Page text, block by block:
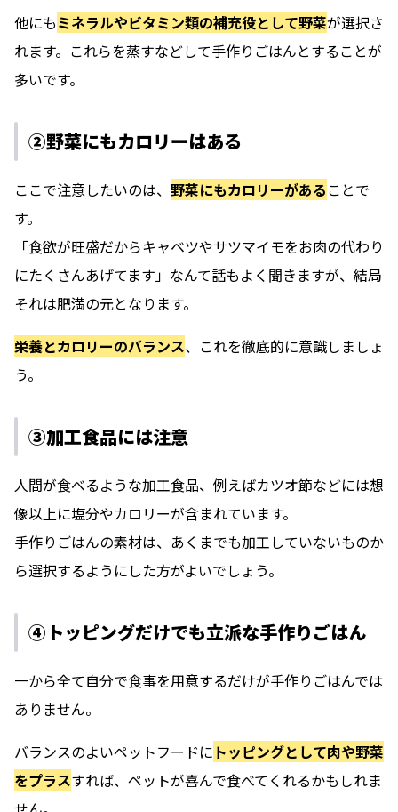
他にもミネラルやビタミン類の補充役として野菜が選択さ
れます。これらを蒸すなどして手作りごはんとすることが
多いです。
②野菜にもカロリーはある
ここで注意したいのは、 野菜にもカロリーがあることで
す。
「食欲が旺盛だからキャベツやサツマイモをお肉の代わり
にたくさんあげてます」なんて話もよく聞きますが、結局
それは肥満の元となります。
栄養とカロリーのバランス、これを徹底的に意識しましょ
う。
③加工食品には注意
人間が食べるような加工食品、例えばカツオ節などには想
像以上に塩分やカロリーが含まれています。
手作りごはんの素材は、あくまでも加工していないものか
ら選択するようにした方がよいでしょう。
④トッピングだけでも立派な手作りごはん
一から全て自分で食事を用意するだけが手作りごはんでは
ありません。
バランスのよいペットフードに トッピングとして肉や野菜
をプラスすれば、ペットが喜んで食べてくれるかもしれま